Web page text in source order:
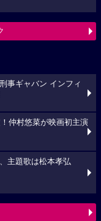
事ギャバン インフィ
仲村悠菜が映画初主演
主題歌は松本孝弘